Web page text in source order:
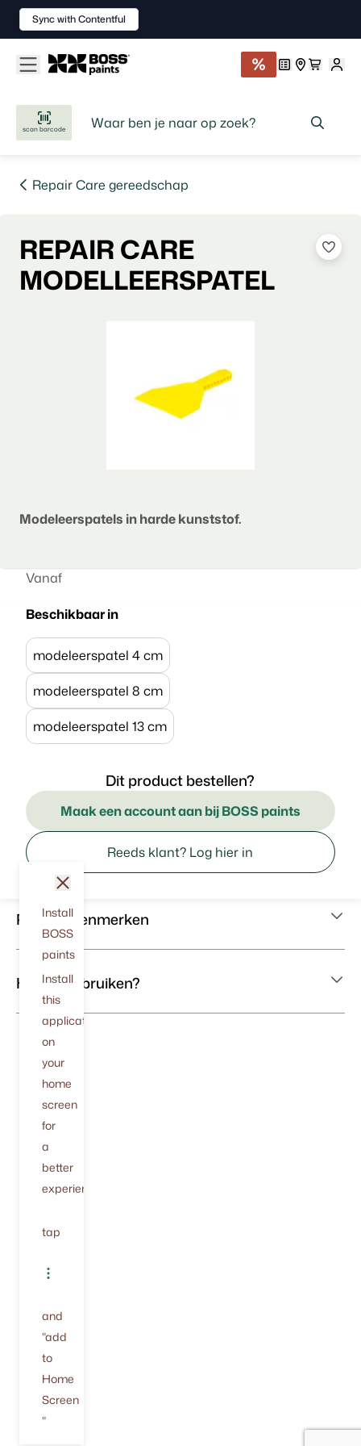
scan barcode
Repair Care gereedschap
REPAIR CARE
MODELLEERSPATEL
Modeleerspatels in harde kunststof.
Vanaf
Beschikbaar in
modeleerspatel 4 cm
modeleerspatel 8 cm
modeleerspatel 13 cm
Dit product bestellen?
Maak een account aan bij BOSS paints
Reeds klant? Log hier in
Productkenmerken
Hoe te gebruiken?
Install
BOSS
paints
Install
this
application
on
your
home
screen
for
a
better
experience.
tap
and
"add
to
Home
Screen
"
sluit
Sync with Contentful